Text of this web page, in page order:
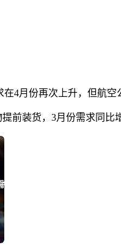
月份再次上升，但航空
装货，3月份需求同比增